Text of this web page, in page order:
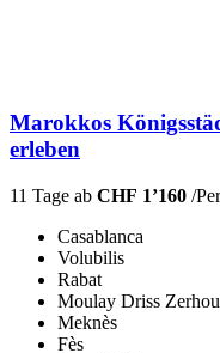
Marokkos
erleben
11 Tage ab CHF 1’160 /
Casablanca
Volubilis
Rabat
Moulay Driss
Meknès
Fès